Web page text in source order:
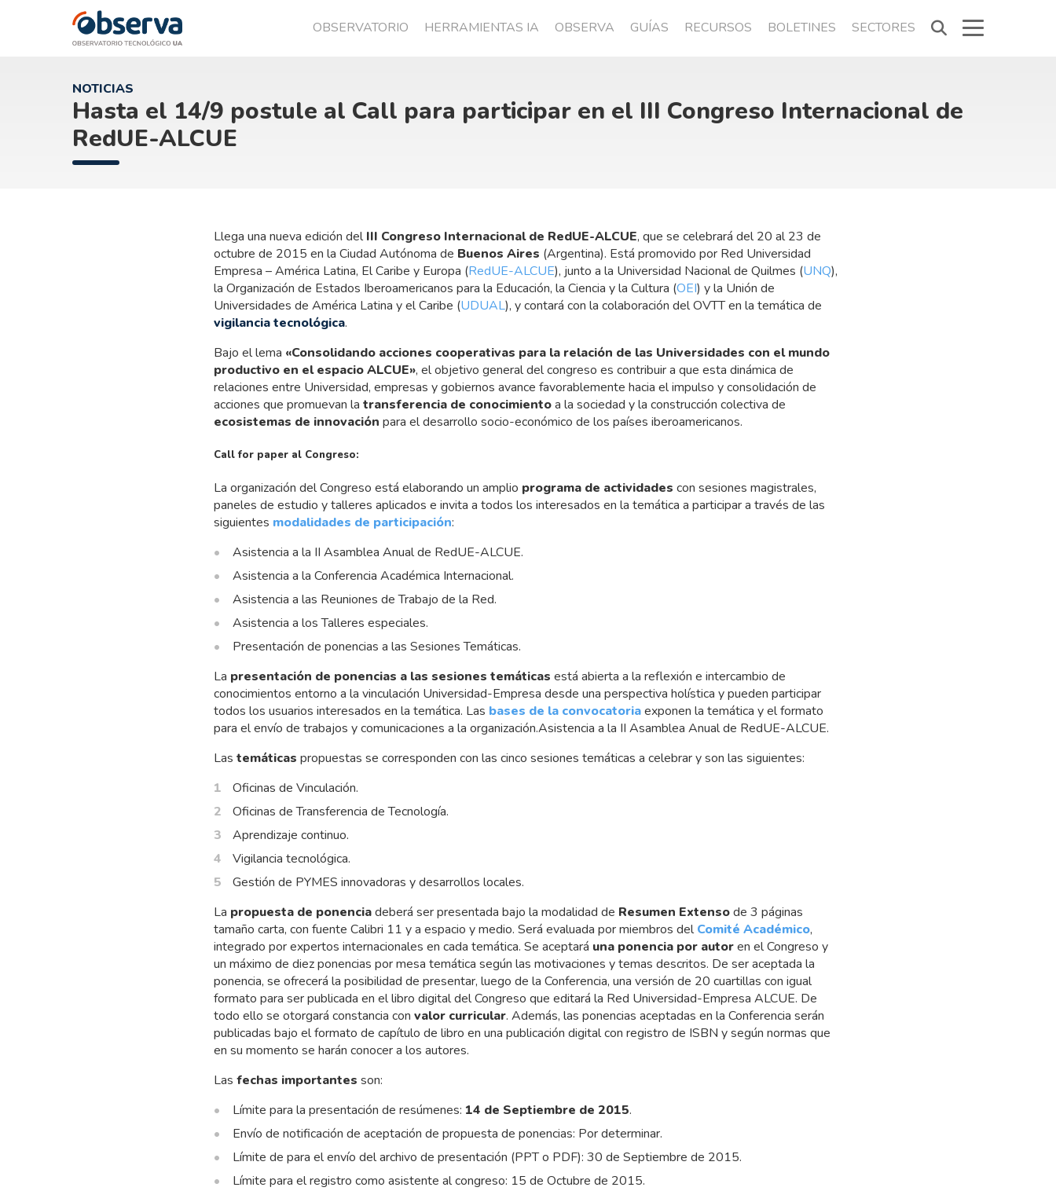
OBSERVATORIO HERRAMIENTAS IA OBSERVA GUÍAS RECURSOS BOLETINES SECTORES
NOTICIAS
Hasta el 14/9 postule al Call para participar en el III Congreso Internacional de
RedUE-ALCUE
Llega una nueva edición delIII Congreso Internacional de RedUE-ALCUE, que se celebrará del 20 al 23 de
octubre de 2015 en la Ciudad Autónoma de Buenos Aires (Argentina). Está promovido por Red Universidad
Empresa – América Latina, El Caribe y Europa (RedUE-ALCUE), junto a la Universidad Nacional de Quilmes (UNQ),
la Organización de Estados Iberoamericanos para la Educación, la Ciencia y la Cultura (OEI) y la Unión de
Universidades de América Latina y el Caribe (UDUAL), y contará con la colaboración del OVTT en la temática de
vigilancia tecnológica.
Bajo el lema «Consolidando acciones cooperativas para la relación de las Universidades con el mundo
productivo en el espacio ALCUE», el objetivo general del congreso es contribuir a que esta dinámica de
relaciones entre Universidad, empresas y gobiernos avance favorablemente hacia el impulso y consolidación de
acciones que promuevan la transferencia de conocimientoa la sociedad y la construcción colectiva de
ecosistemas de innovación para el desarrollo socio-económico de los países iberoamericanos.
Call for paper al Congreso:
La organización del Congreso está elaborando un amplio programa de actividades con sesiones magistrales,
paneles de estudio y talleres aplicados e invita a todos los interesados en la temática a participar a través de las
siguientes modalidades de participación:
Asistencia a la II Asamblea Anual de RedUE-ALCUE.
Asistencia a la Conferencia Académica Internacional.
Asistencia a las Reuniones de Trabajo de la Red.
Asistencia a los Talleres especiales.
Presentación de ponencias a las Sesiones Temáticas.
La presentación de ponencias a las sesiones temáticas está abierta a la reflexión e intercambio de
conocimientos entorno a la vinculación Universidad-Empresa desde una perspectiva holística y pueden participar
todos los usuarios interesados en la temática. Las bases de la convocatoriaexponen la temática y el formato
para el envío de trabajos y comunicaciones a la organización.Asistencia a la II Asamblea Anual de RedUE-ALCUE.
Las temáticas propuestas se corresponden con las cinco sesiones temáticas a celebrar y son las siguientes:
Oficinas de Vinculación.
Oficinas de Transferencia de Tecnología.
Aprendizaje continuo.
Vigilancia tecnológica.
Gestión de PYMES innovadoras y desarrollos locales.
La propuesta de ponenciadeberá ser presentada bajo la modalidad de Resumen Extensode 3 páginas
tamaño carta, con fuente Calibri 11 y a espacio y medio. Será evaluada por miembros delComité Académico,
integrado por expertos internacionales en cada temática. Se aceptará una ponencia por autoren el Congreso y
un máximo de diez ponencias por mesa temática según las motivaciones y temas descritos. De ser aceptada la
ponencia, se ofrecerá la posibilidad de presentar, luego de la Conferencia, una versión de 20 cuartillas con igual
formato para ser publicada en el libro digital del Congreso que editará la Red Universidad-Empresa ALCUE. De
todo ello se otorgará constancia con valor curricular. Además, las ponencias aceptadas en la Conferencia serán
publicadas bajo el formato de capítulo de libro en una publicación digital con registro de ISBN y según normas que
en su momento se harán conocer a los autores.
Las fechas importantes son:
Límite para la presentación de resúmenes: 14 de Septiembre de 2015.
Envío de notificación de aceptación de propuesta de ponencias: Por determinar.
Límite de para el envío del archivo de presentación (PPT o PDF): 30 de Septiembre de 2015.
Límite para el registro como asistente al congreso: 15 de Octubre de 2015.